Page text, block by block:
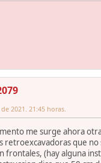
2021. 21:45 horas.
me surge ahora
retroexcavadoras que
frontales, (hay alguna